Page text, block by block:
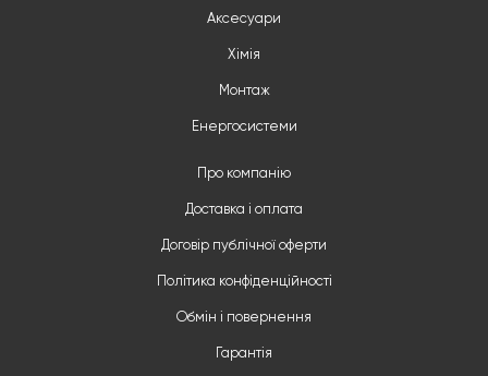
Аксесуари
Хімія
Монтаж
Енергосистеми
Про компанію
Доставка і оплата
Договір публічної оферти
Політика конфіденційності
Обмін і повернення
Гарантія